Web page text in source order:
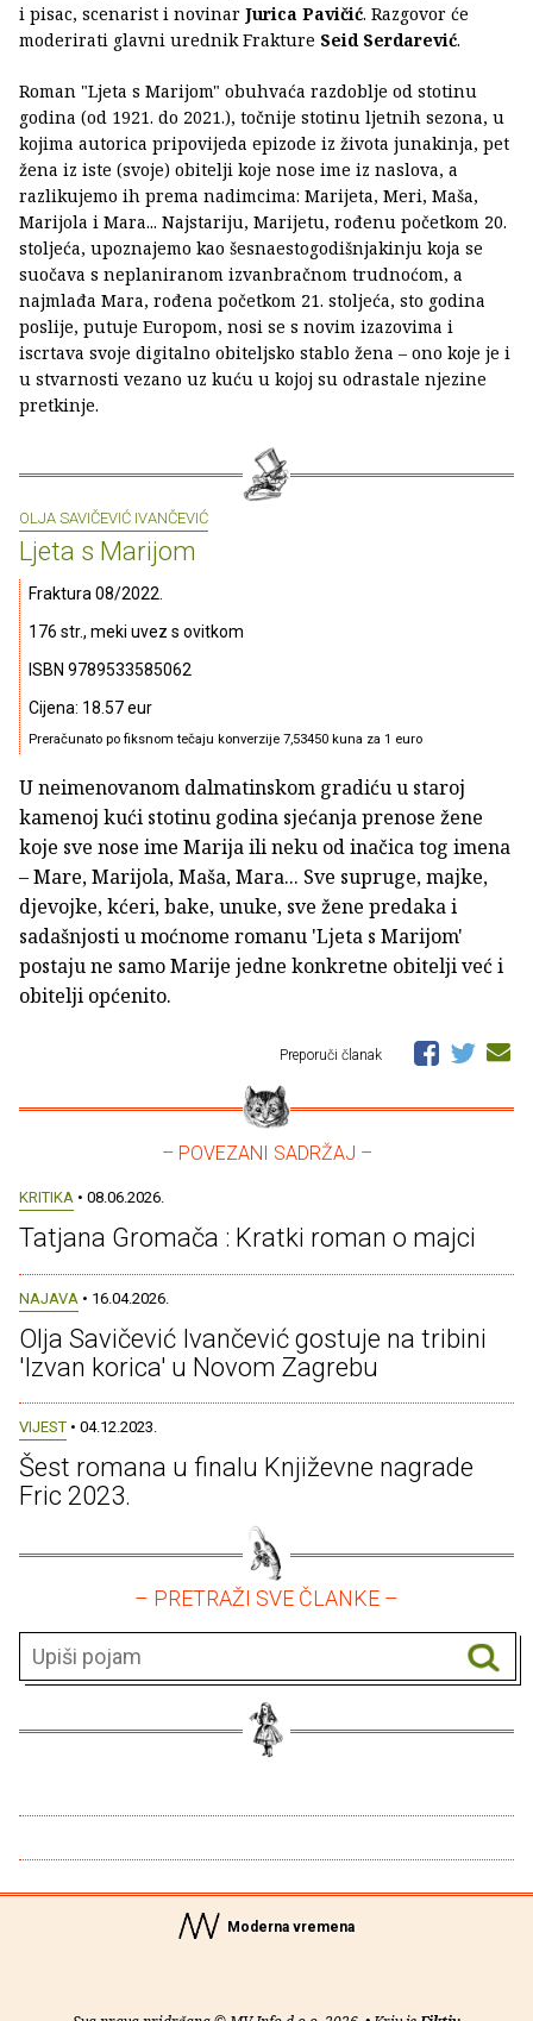
i pisac, scenarist i novinar Jurica Pavičić. Razgovor će
moderirati glavni urednik Frakture Seid Serdarević.
Roman "Ljeta s Marijom" obuhvaća razdoblje od stotinu
godina (od 1921. do 2021.), točnije stotinu ljetnih sezona, u
kojima autorica pripovijeda epizode iz života junakinja, pet
žena iz iste (svoje) obitelji koje nose ime iz naslova, a
razlikujemo ih prema nadimcima: Marijeta, Meri, Maša,
Marijola i Mara... Najstariju, Marijetu, rođenu početkom 20.
stoljeća, upoznajemo kao šesnaestogodišnjakinju koja se
suočava s neplaniranom izvanbračnom trudnoćom, a
najmlađa Mara, rođena početkom 21. stoljeća, sto godina
poslije, putuje Europom, nosi se s novim izazovima i
iscrtava svoje digitalno obiteljsko stablo žena – ono koje je i
u stvarnosti vezano uz kuću u kojoj su odrastale njezine
pretkinje.
OLJA SAVIČEVIĆ IVANČEVIĆ
Ljeta s Marijom
Fraktura 08/2022.
176 str., meki uvez s ovitkom
ISBN 9789533585062
Cijena: 18.57 eur
Preračunato po fiksnom tečaju konverzije 7,53450 kuna za 1 euro
U neimenovanom dalmatinskom gradiću u staroj
kamenoj kući stotinu godina sjećanja prenose žene
koje sve nose ime Marija ili neku od inačica tog imena
– Mare, Marijola, Maša, Mara... Sve supruge, majke,
djevojke, kćeri, bake, unuke, sve žene predaka i
sadašnjosti u moćnome romanu 'Ljeta s Marijom'
postaju ne samo Marije jedne konkretne obitelji već i
obitelji općenito.
Preporuči članak
– POVEZANI SADRŽAJ –
KRITIKA • 08.06.2026.
Tatjana Gromača : Kratki roman o majci
NAJAVA • 16.04.2026.
Olja Savičević Ivančević gostuje na tribini
'Izvan korica' u Novom Zagrebu
VIJEST • 04.12.2023.
Šest romana u finalu Književne nagrade
Fric 2023.
– PRETRAŽI SVE ČLANKE –
Moderna vremena